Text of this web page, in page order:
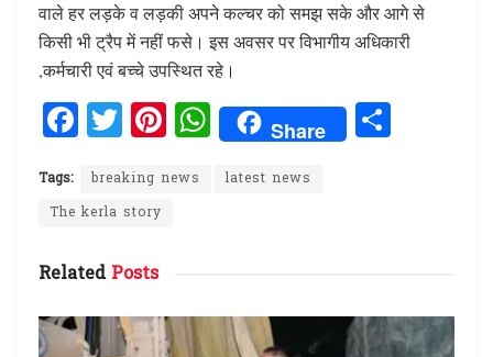
वाले हर लड़के व लड़की अपने कल्चर को समझ सके और आगे से
किसी भी ट्रैप में नहीं फसे। इस अवसर पर विभागीय अधिकारी
,कर्मचारी एवं बच्चे उपस्थित रहे।
F
a
ce
b
o
o
k
T
w
it
te
r
Pi
n
te
W
h
at
p
Share
Tags: breaking news
latest news
The kerla story
RelatedPosts